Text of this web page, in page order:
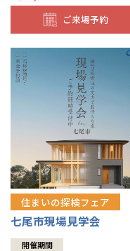
ご来場予約
住まいの探検フェア
七尾市現場見学会
開催期間